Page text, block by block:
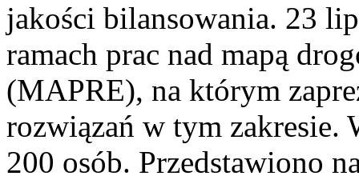
jakości bilansowania. 23
ramach prac nad mapą
(MAPRE), na którym
rozwiązań w tym zakresie.
200 osób. Przedstawiono